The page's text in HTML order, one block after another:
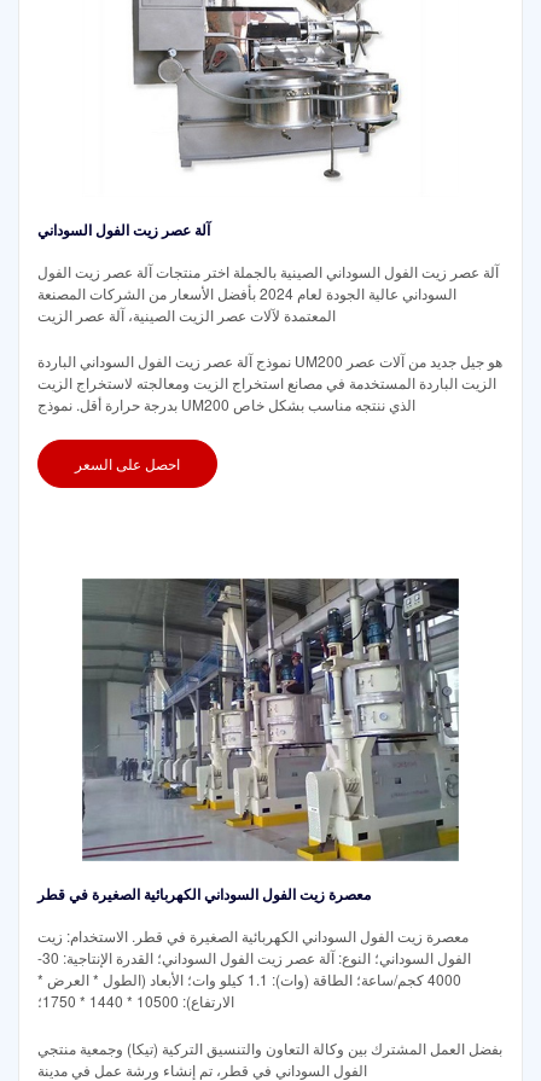
آلة عصر زيت الفول السوداني
آلة عصر زيت الفول السوداني الصينية بالجملة اختر منتجات آلة عصر زيت الفول
السوداني عالية الجودة لعام 2024 بأفضل الأسعار من الشركات المصنعة
المعتمدة لآلات عصر الزيت الصينية، آلة عصر الزيت
نموذج آلة عصر زيت الفول السوداني الباردة UM200 هو جيل جديد من آلات عصر
الزيت الباردة المستخدمة في مصانع استخراج الزيت ومعالجته لاستخراج الزيت
بدرجة حرارة أقل. نموذج UM200 الذي ننتجه مناسب بشكل خاص
احصل على السعر
معصرة زيت الفول السوداني الكهربائية الصغيرة في قطر
معصرة زيت الفول السوداني الكهربائية الصغيرة في قطر. الاستخدام: زيت
الفول السوداني؛ النوع: آلة عصر زيت الفول السوداني؛ القدرة الإنتاجية: 30-
4000 كجم/ساعة؛ الطاقة (وات): 1.1 كيلو وات؛ الأبعاد (الطول * العرض *
الارتفاع): 10500 * 1440 * 1750؛
بفضل العمل المشترك بين وكالة التعاون والتنسيق التركية (تيكا) وجمعية منتجي
الفول السوداني في قطر، تم إنشاء ورشة عمل في مدينة